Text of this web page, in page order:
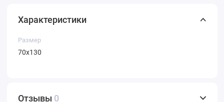
Характеристики
Размер
70х130
Отзывы 0